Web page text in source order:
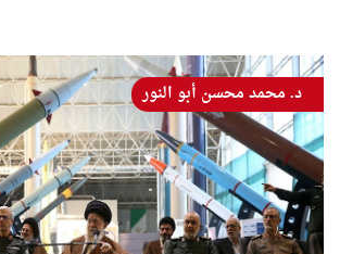
د. محمد محسن أبو النور